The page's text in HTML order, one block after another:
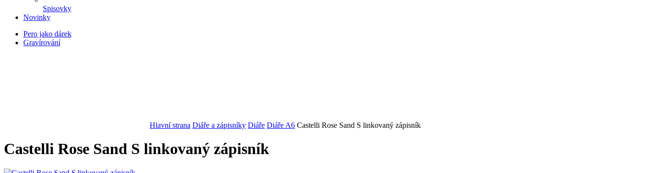
Spisovky
Novinky
Pero jako dárek
Gravírování
Hlavní strana Diáře a zápisníky Diáře Diáře A6 Castelli Rose Sand S linkovaný zápisník
Castelli Rose Sand S linkovaný zápisník